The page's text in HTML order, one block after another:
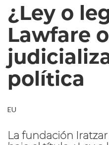
¿Ley o
Lawfare
política
EU
La fundación